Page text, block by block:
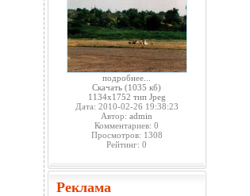
подробнее...
Скачать (1035 кб)
1134x1752 тип Jpeg
Дата: 2010-02-26 19:38:23
Автор: admin
Комментариев: 0
Просмотров: 1308
Рейтинг: 0
Реклама